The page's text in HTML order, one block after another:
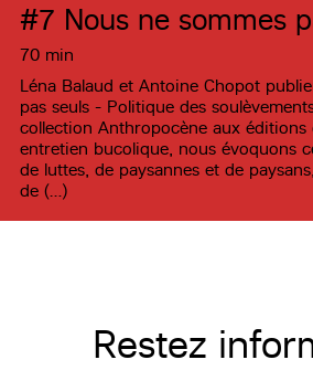
#7 Nous ne sommes
70 min
Léna Balaud et Antoine Chopot
pas seuls - Politique des
collection Anthropocène aux éditions
entretien bucolique, nous évoquons
de luttes, de paysannes et de
de (…)
Restez